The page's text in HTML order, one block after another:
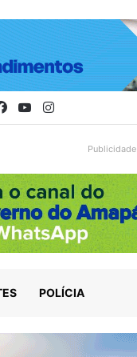
Facebook
YouTubeInstagram
Publicidade
POLÍCIA